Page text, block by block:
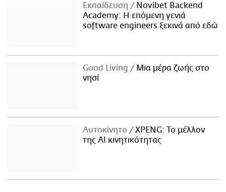
Εκπαίδευση
Novibet Backend
Academy: Η επόμενη γενιά
software engineers ξεκινά από εδώ
Good Living
Μια μέρα ζωής στο
νησί
Αυτοκίνητο
XPENG: Το μέλλον
της AI κινητικότητας